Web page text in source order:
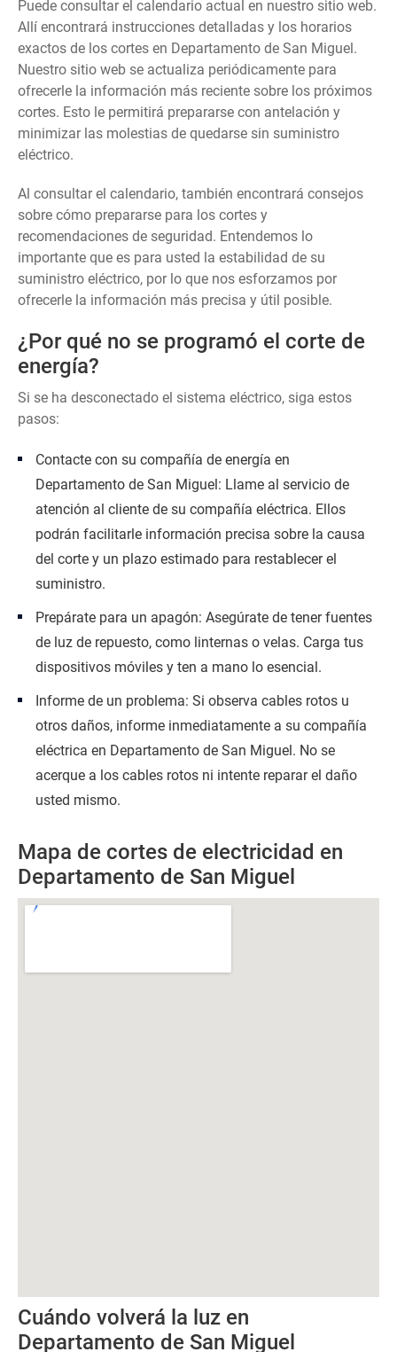
Puede consultar el calendario actual en nuestro sitio web.
Allí encontrará instrucciones detalladas y los horarios
exactos de los cortes en Departamento de San Miguel.
Nuestro sitio web se actualiza periódicamente para
ofrecerle la información más reciente sobre los próximos
cortes. Esto le permitirá prepararse con antelación y
minimizar las molestias de quedarse sin suministro
eléctrico.
Al consultar el calendario, también encontrará consejos
sobre cómo prepararse para los cortes y
recomendaciones de seguridad. Entendemos lo
importante que es para usted la estabilidad de su
suministro eléctrico, por lo que nos esforzamos por
ofrecerle la información más precisa y útil posible.
¿Por qué no se programó el corte de
energía?
Si se ha desconectado el sistema eléctrico, siga estos
pasos:
Contacte con su compañía de energía en
Departamento de San Miguel: Llame al servicio de
atención al cliente de su compañía eléctrica. Ellos
podrán facilitarle información precisa sobre la causa
del corte y un plazo estimado para restablecer el
suministro.
Prepárate para un apagón: Asegúrate de tener fuentes
de luz de repuesto, como linternas o velas. Carga tus
dispositivos móviles y ten a mano lo esencial.
Informe de un problema: Si observa cables rotos u
otros daños, informe inmediatamente a su compañía
eléctrica en Departamento de San Miguel. No se
acerque a los cables rotos ni intente reparar el daño
usted mismo.
Mapa de cortes de electricidad en
Departamento de San Miguel
Cuándo volverá la luz en
Departamento de San Miguel